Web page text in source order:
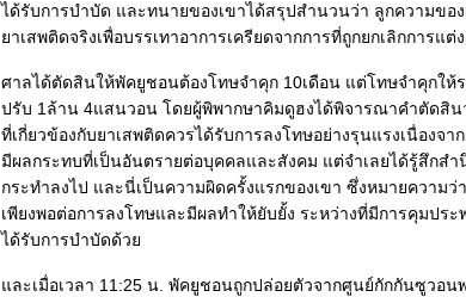
ได้รับการบำบัด และทนายของเขาได้สรุปสำนวนว่า ลูกความขอ
าเสพติดจริงเพื่อบรรเทาอาการเครียดจากการที่ถูกยกเลิกการแต่
ศาลได้ตัดสินให้พัคยูชอนต้องโทษจำคุก 10เดือน แต่โทษจำคุกให้
ปรับ 1ล้าน 4แสนวอน โดยผู้พิพากษาคิมดูฮงได้พิจารณาคำตัดสิ
ที่เกี่ยวข้องกับยาเสพติดควรได้รับการลงโทษอย่างรุนแรงเนื่องจา
มีผลกระทบที่เป็นอันตรายต่อบุคคลและสังคม แต่จำเลยได้รู้สึกสำ
กระทำลงไป และนี่เป็นความผิดครั้งแรกของเขา ซึ่งหมายความ
เพียงพอต่อการลงโทษและมีผลทำให้ยับยั้ง ระหว่างที่มีการคุมประ
ได้รับการบำบัดด้ว
ละเมื่อเวลา 11:25 น. พัคยูชอนถูกปล่อยตัวจากศูนย์กักกันซูวอน